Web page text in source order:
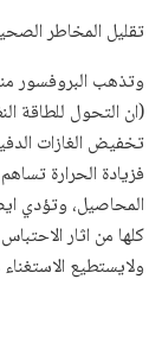
تقليل المخاطر
وتذهب البروفسور
(ان التحول للطاقة
تخفيض الغازات
فزيادة الحرارة
المحاصيل، وتؤدي
كلها من اثار
ولايستطيع الاستغناء